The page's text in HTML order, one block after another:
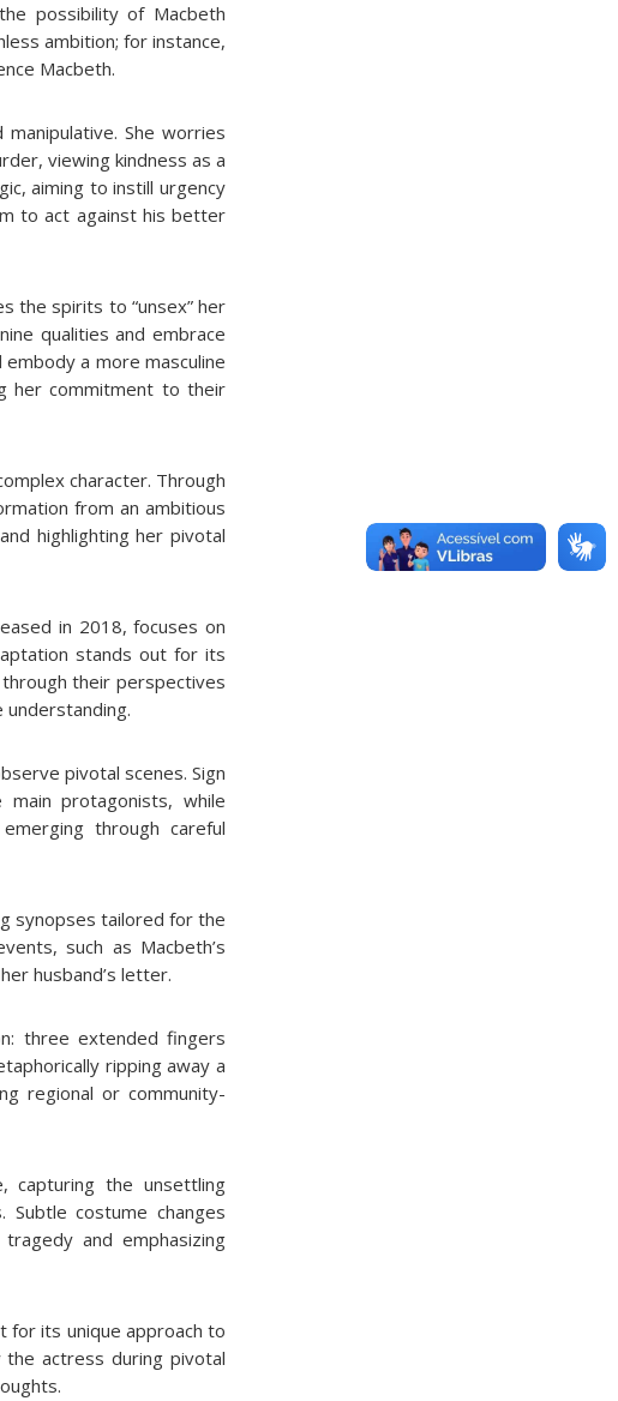
possibility of Macbeth
ambition; for instance,
Macbeth.
She worries
viewing kindness as a
aiming to instill urgency
to act against his better
the spirits to “unsex” her
qualities and embrace
a more masculine
her commitment to their
character. Through
from an ambitious
highlighting her pivotal
in 2018, focuses on
stands out for its
their perspectives
pivotal scenes. Sign
main protagonists, while
through careful
synopses tailored for the
such as Macbeth’s
husband’s letter.
three extended fingers
ripping away a
regional or community-
capturing the unsettling
costume changes
and emphasizing
for its unique approach to
the actress during pivotal